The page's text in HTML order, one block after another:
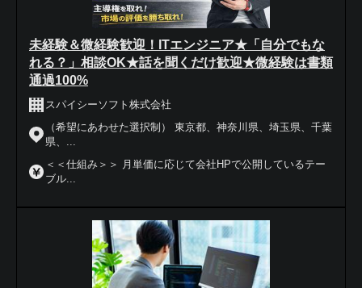
未経験＆微経験歓迎！ITエンジニア★「自分でもな
れる？」相談OK★話を聞くだけ歓迎★微経験は書類
通過100%
スパイシーソフト株式会社
（希望にあわせた選択制） 東京都、神奈川県、埼玉県、千葉
県、...
＜＜仕組み＞＞ 月単価に応じて会社HPで公開しているテー
ブル...